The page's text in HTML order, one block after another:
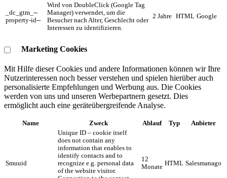
_dc_gtm_--
property-id--
Wird von DoubleClick (Google Tag
Manager) verwendet, um die
Besucher nach Alter, Geschlecht oder
Interessen zu identifizieren.
2 Jahre HTML Google
Marketing Cookies
Mit Hilfe dieser Cookies und andere Informationen können wir Ihre
Nutzerinteressen noch besser verstehen und spielen hierüber auch
personalisierte Empfehlungen und Werbung aus. ​Die Cookies
werden von uns und unseren Werbepartnern gesetzt. Dies
ermöglicht auch eine geräteübergreifende Analyse.
Name Zweck Ablauf Typ Anbieter
Smuuid
Unique ID – cookie itself
does not contain any
information that enables to
identify contacts and to
recognize e.g. personal data
of the website visitor.
12
Monate HTML Salesmanago